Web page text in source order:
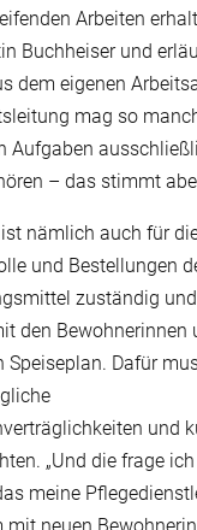
Arbeiten
Buchheiser und
dem eigenen
mag so
Aufgaben
– das stimmt
nämlich auch für
und Bestellungen
zuständig
den Bewohnerinnen
Speiseplan. Dafür
und
„Und die frage
meine